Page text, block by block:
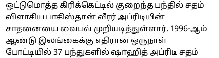
ஒட்டுமொத்த கிரிக்கெட்டில் குறைந்த பந்தில் சதம்
விளாசிய பாகிஸ்தான் வீரர் அப்ரிடியின்
சாதனையை வைபவ் முறியடித்துள்ளார். 1996-ஆம்
ஆண்டு இலங்கைக்கு எதிரான ஒருநாள்
போட்டியில் 37 பந்துகளில் ஷாஹித் அப்ரிடி சதம்